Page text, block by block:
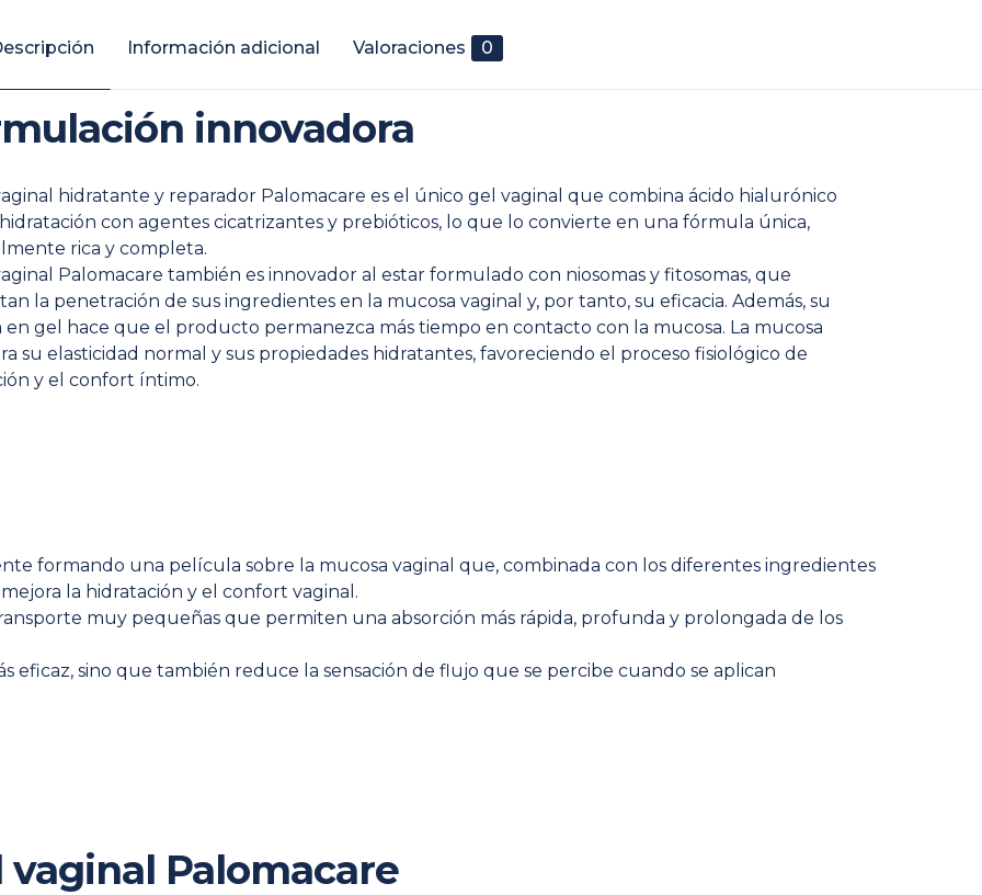
Información adicional Valoraciones 0
innovadora
hidratante y reparador Palomacare es el único gel vaginal que combina ácido hialurónico
con agentes cicatrizantes y prebióticos, lo que lo convierte en una fórmula única,
rica y completa.
Palomacare también es innovador al estar formulado con niosomas y fitosomas, que
la penetración de sus ingredientes en la mucosa vaginal y, por tanto, su eficacia. Además, su
gel hace que el producto permanezca más tiempo en contacto con la mucosa. La mucosa
su elasticidad normal y sus propiedades hidratantes, favoreciendo el proceso fisiológico de
y el confort íntimo.
formando una película sobre la mucosa vaginal que, combinada con los diferentes ingredientes
la hidratación y el confort vaginal.
muy pequeñas que permiten una absorción más rápida, profunda y prolongada de los
eficaz, sino que también reduce la sensación de flujo que se percibe cuando se aplican
Palomacare